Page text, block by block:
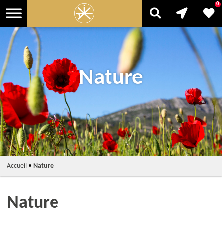
Nature
0
Accueil• Nature
Nature